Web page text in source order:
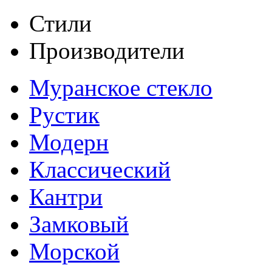
Стили
Производители
Муранское стекло
Рустик
Модерн
Классический
Кантри
Замковый
Морской